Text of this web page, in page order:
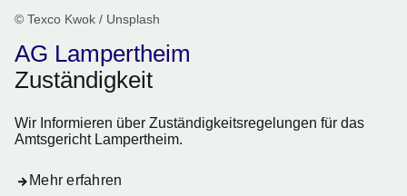
© Texco Kwok / Unsplash
AG Lampertheim
Zuständigkeit
Wir Informieren über Zuständigkeitsregelungen für das
Amtsgericht Lampertheim.
Mehr erfahren